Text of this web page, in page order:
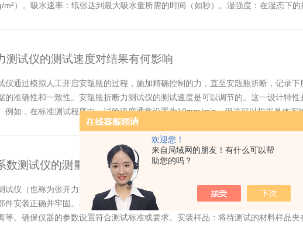
欢迎您！
来自局域网的朋友！有什么可以帮
助您的吗？
m²）。吸水速率：纸张达到最大吸水量所需的时间（如秒）。湿强度：在湿态下
测试仪的测试速度对结果有何影响
仪通过模拟人工开启安瓿瓶的过程，施加精确控制的力，直至安瓿瓶折断，记录
的准确性和一致性。安瓿瓶折断力测试仪的测试速度是可以调节的。这一设计特
例如，在标准测试程序中，试验速度通常设置为10mm/min，但这可以根据具体
全面地评估安瓿瓶在不同开启...
数测试仪的测量方法
试仪（也称为张开力测试仪）通常用于测试材料的张开强度和传递能力。下面是
件安装正确并牢固。根据具体的测试要求，选择合适的测试夹具和夹具大小。设
等。确保仪器的参数设置符合测试标准或要求。安装样品：将待测试的材料样品